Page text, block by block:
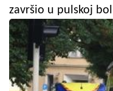
završio u pulskoj